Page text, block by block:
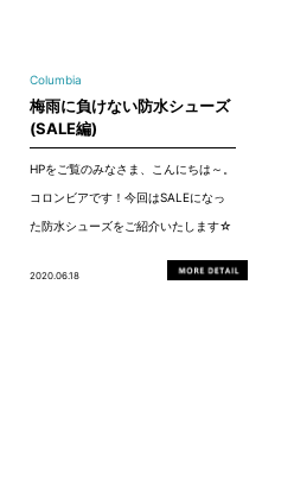
Columbia
梅雨に負けない防水シューズ
(SALE編)
HPをご覧のみなさま、こんにちは～。
コロンビアです！今回はSALEになっ
た防水シューズをご紹介いたします☆
2020.06.18